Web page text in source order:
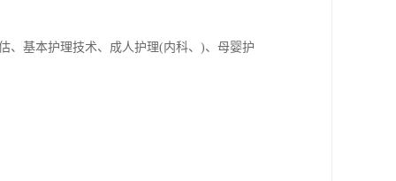
、基本护理技术、成人护理(内科、)、母婴护